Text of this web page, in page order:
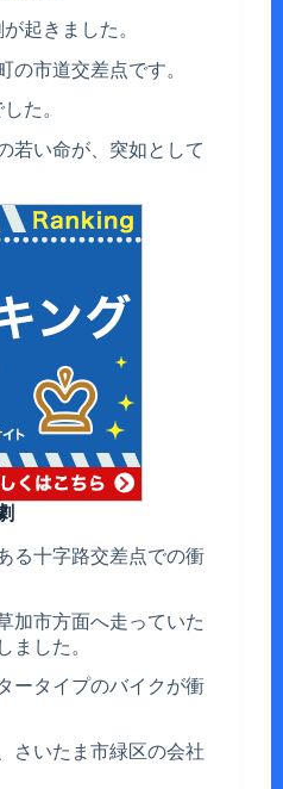
起きました。
の市道交差点です。
た。
若い命が、突如として
る十字路交差点での衝
加市方面へ走っていた
ました。
ータイプのバイクが衝
さいたま市緑区の会社